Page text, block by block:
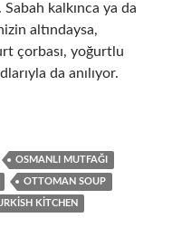
kalkınca ya da
altındaysa,
çorbası, yoğurtlu
da anılıyor.
OSMANLI MUTFAĞI
OTTOMAN SOUP
KITCHEN